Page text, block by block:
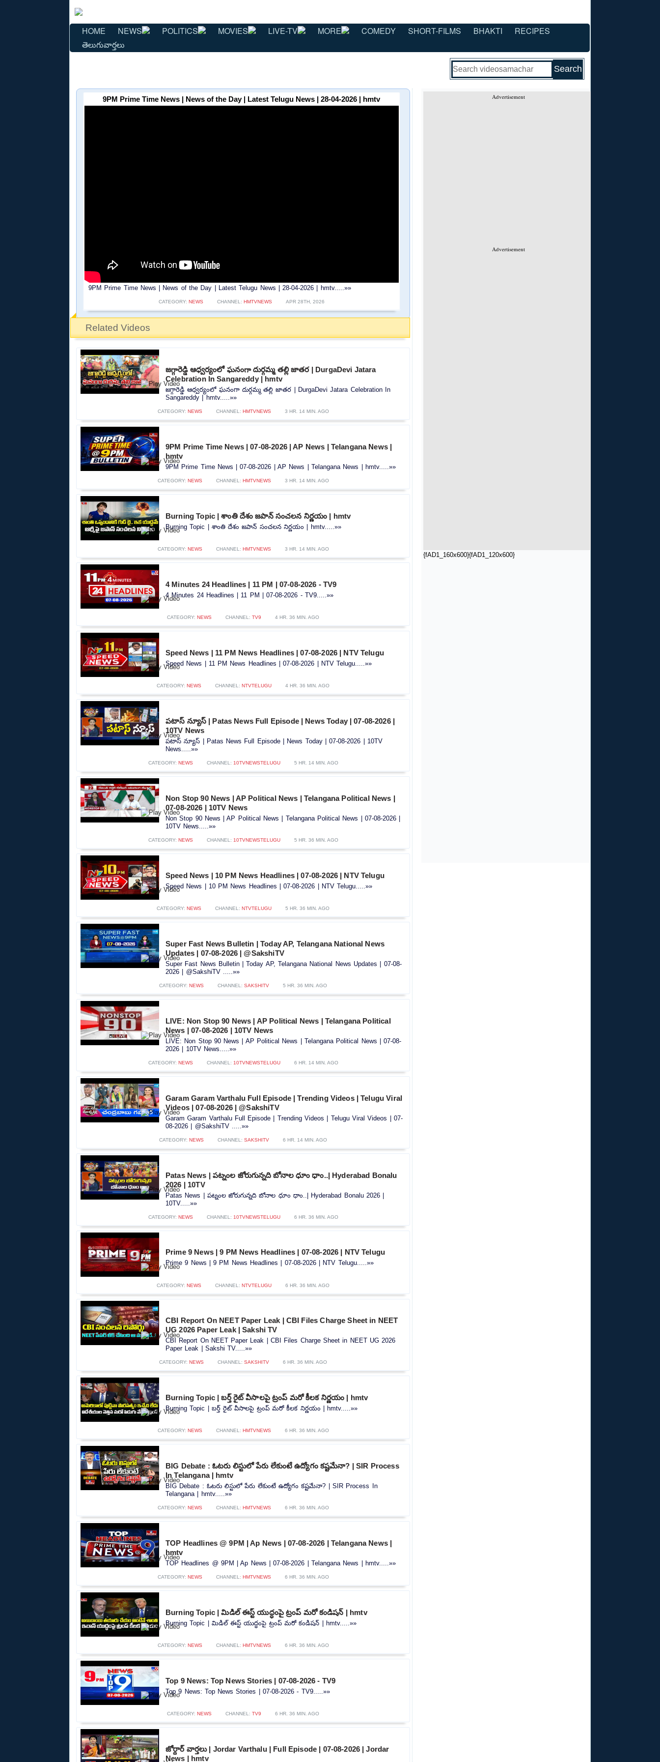
HOME NEWS POLITICS MOVIES LIVE-TV MORE COMEDY SHORT-FILMS BHAKTI
RECIPES
తెలుగువార్తలు
Advertisement
Advertisement
{fAD1_160x600}{fAD1_120x600}
9PM Prime Time News | News of the Day | Latest Telugu News | 28-04-2026 | hmtv
9PM Prime Time News | News of the Day | Latest Telugu News | 28-04-2026 | hmtv.....»»
CATEGORY: NEWS CHANNEL: HMTVNEWS APR 28TH, 2026
Related Videos
జగ్గారెడ్డి ఆధ్వర్యంలో ఘనంగా దుర్గమ్మ తల్లి జాతర | DurgaDevi Jatara
Celebration In Sangareddy | hmtv
జగ్గారెడ్డి ఆధ్వర్యంలో ఘనంగా దుర్గమ్మ తల్లి జాతర | DurgaDevi Jatara Celebration In
Sangareddy | hmtv.....»»
CATEGORY: NEWS CHANNEL: HMTVNEWS 3 HR. 14 MIN. AGO
9PM Prime Time News | 07-08-2026 | AP News | Telangana News |
hmtv
9PM Prime Time News | 07-08-2026 | AP News | Telangana News | hmtv.....»»
CATEGORY: NEWS CHANNEL: HMTVNEWS 3 HR. 14 MIN. AGO
Burning Topic | శాంతి దేశం జపాన్ సంచలన నిర్ణయం | hmtv
Burning Topic | శాంతి దేశం జపాన్ సంచలన నిర్ణయం | hmtv.....»»
CATEGORY: NEWS CHANNEL: HMTVNEWS 3 HR. 14 MIN. AGO
4 Minutes 24 Headlines | 11 PM | 07-08-2026 - TV9
4 Minutes 24 Headlines | 11 PM | 07-08-2026 - TV9.....»»
CATEGORY: NEWS CHANNEL: TV9 4 HR. 36 MIN. AGO
Speed News | 11 PM News Headlines | 07-08-2026 | NTV Telugu
Speed News | 11 PM News Headlines | 07-08-2026 | NTV Telugu.....»»
CATEGORY: NEWS CHANNEL: NTVTELUGU 4 HR. 36 MIN. AGO
పటాస్ న్యూస్ | Patas News Full Episode | News Today | 07-08-2026 |
10TV News
పటాస్ న్యూస్ | Patas News Full Episode | News Today | 07-08-2026 | 10TV
News.....»»
CATEGORY: NEWS CHANNEL: 10TVNEWSTELUGU 5 HR. 14 MIN. AGO
Non Stop 90 News | AP Political News | Telangana Political News |
07-08-2026 | 10TV News
Non Stop 90 News | AP Political News | Telangana Political News | 07-08-2026 |
10TV News.....»»
CATEGORY: NEWS CHANNEL: 10TVNEWSTELUGU 5 HR. 36 MIN. AGO
Speed News | 10 PM News Headlines | 07-08-2026 | NTV Telugu
Speed News | 10 PM News Headlines | 07-08-2026 | NTV Telugu.....»»
CATEGORY: NEWS CHANNEL: NTVTELUGU 5 HR. 36 MIN. AGO
Super Fast News Bulletin | Today AP, Telangana National News
Updates | 07-08-2026 | @SakshiTV ​
Super Fast News Bulletin | Today AP, Telangana National News Updates | 07-08-
2026 | @SakshiTV ​.....»»
CATEGORY: NEWS CHANNEL: SAKSHITV 5 HR. 36 MIN. AGO
LIVE: Non Stop 90 News | AP Political News | Telangana Political
News | 07-08-2026 | 10TV News
LIVE: Non Stop 90 News | AP Political News | Telangana Political News | 07-08-
2026 | 10TV News.....»»
CATEGORY: NEWS CHANNEL: 10TVNEWSTELUGU 6 HR. 14 MIN. AGO
Garam Garam Varthalu Full Episode | Trending Videos | Telugu Viral
Videos | 07-08-2026 | @SakshiTV ​
Garam Garam Varthalu Full Episode | Trending Videos | Telugu Viral Videos | 07-
08-2026 | @SakshiTV ​.....»»
CATEGORY: NEWS CHANNEL: SAKSHITV 6 HR. 14 MIN. AGO
Patas News | పట్నంల జోరుగున్నది బోనాల ధూం ధాం..| Hyderabad Bonalu
2026 | 10TV
Patas News | పట్నంల జోరుగున్నది బోనాల ధూం ధాం..| Hyderabad Bonalu 2026 |
10TV.....»»
CATEGORY: NEWS CHANNEL: 10TVNEWSTELUGU 6 HR. 36 MIN. AGO
Prime 9 News | 9 PM News Headlines | 07-08-2026 | NTV Telugu
Prime 9 News | 9 PM News Headlines | 07-08-2026 | NTV Telugu.....»»
CATEGORY: NEWS CHANNEL: NTVTELUGU 6 HR. 36 MIN. AGO
CBI Report On NEET Paper Leak | CBI Files Charge Sheet in NEET
UG 2026 Paper Leak | Sakshi TV
CBI Report On NEET Paper Leak | CBI Files Charge Sheet in NEET UG 2026
Paper Leak | Sakshi TV.....»»
CATEGORY: NEWS CHANNEL: SAKSHITV 6 HR. 36 MIN. AGO
Burning Topic | బర్త్ రైట్ వీసాలపై ట్రంప్ మరో కీలక నిర్ణయం | hmtv
Burning Topic | బర్త్ రైట్ వీసాలపై ట్రంప్ మరో కీలక నిర్ణయం | hmtv.....»»
CATEGORY: NEWS CHANNEL: HMTVNEWS 6 HR. 36 MIN. AGO
BIG Debate : ఓటరు లిస్టులో పేరు లేకుంటే ఉద్యోగం కష్టమేనా? | SIR Process
In Telangana | hmtv
BIG Debate : ఓటరు లిస్టులో పేరు లేకుంటే ఉద్యోగం కష్టమేనా? | SIR Process In
Telangana | hmtv.....»»
CATEGORY: NEWS CHANNEL: HMTVNEWS 6 HR. 36 MIN. AGO
TOP Headlines @ 9PM | Ap News | 07-08-2026 | Telangana News |
hmtv
TOP Headlines @ 9PM | Ap News | 07-08-2026 | Telangana News | hmtv.....»»
CATEGORY: NEWS CHANNEL: HMTVNEWS 6 HR. 36 MIN. AGO
Burning Topic | మిడిల్ ఈస్ట్ యుద్ధంపై ట్రంప్ మరో కండిషన్ | hmtv
Burning Topic | మిడిల్ ఈస్ట్ యుద్ధంపై ట్రంప్ మరో కండిషన్ | hmtv.....»»
CATEGORY: NEWS CHANNEL: HMTVNEWS 6 HR. 36 MIN. AGO
Top 9 News: Top News Stories | 07-08-2026 - TV9
Top 9 News: Top News Stories | 07-08-2026 - TV9.....»»
CATEGORY: NEWS CHANNEL: TV9 6 HR. 36 MIN. AGO
జోర్దార్ వార్తలు | Jordar Varthalu | Full Episode | 07-08-2026 | Jordar
News | hmtv